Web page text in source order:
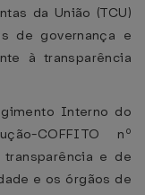
da União (TCU)
de governança e
à transparência
Interno do
COFFITO nº
e de
e os órgãos de